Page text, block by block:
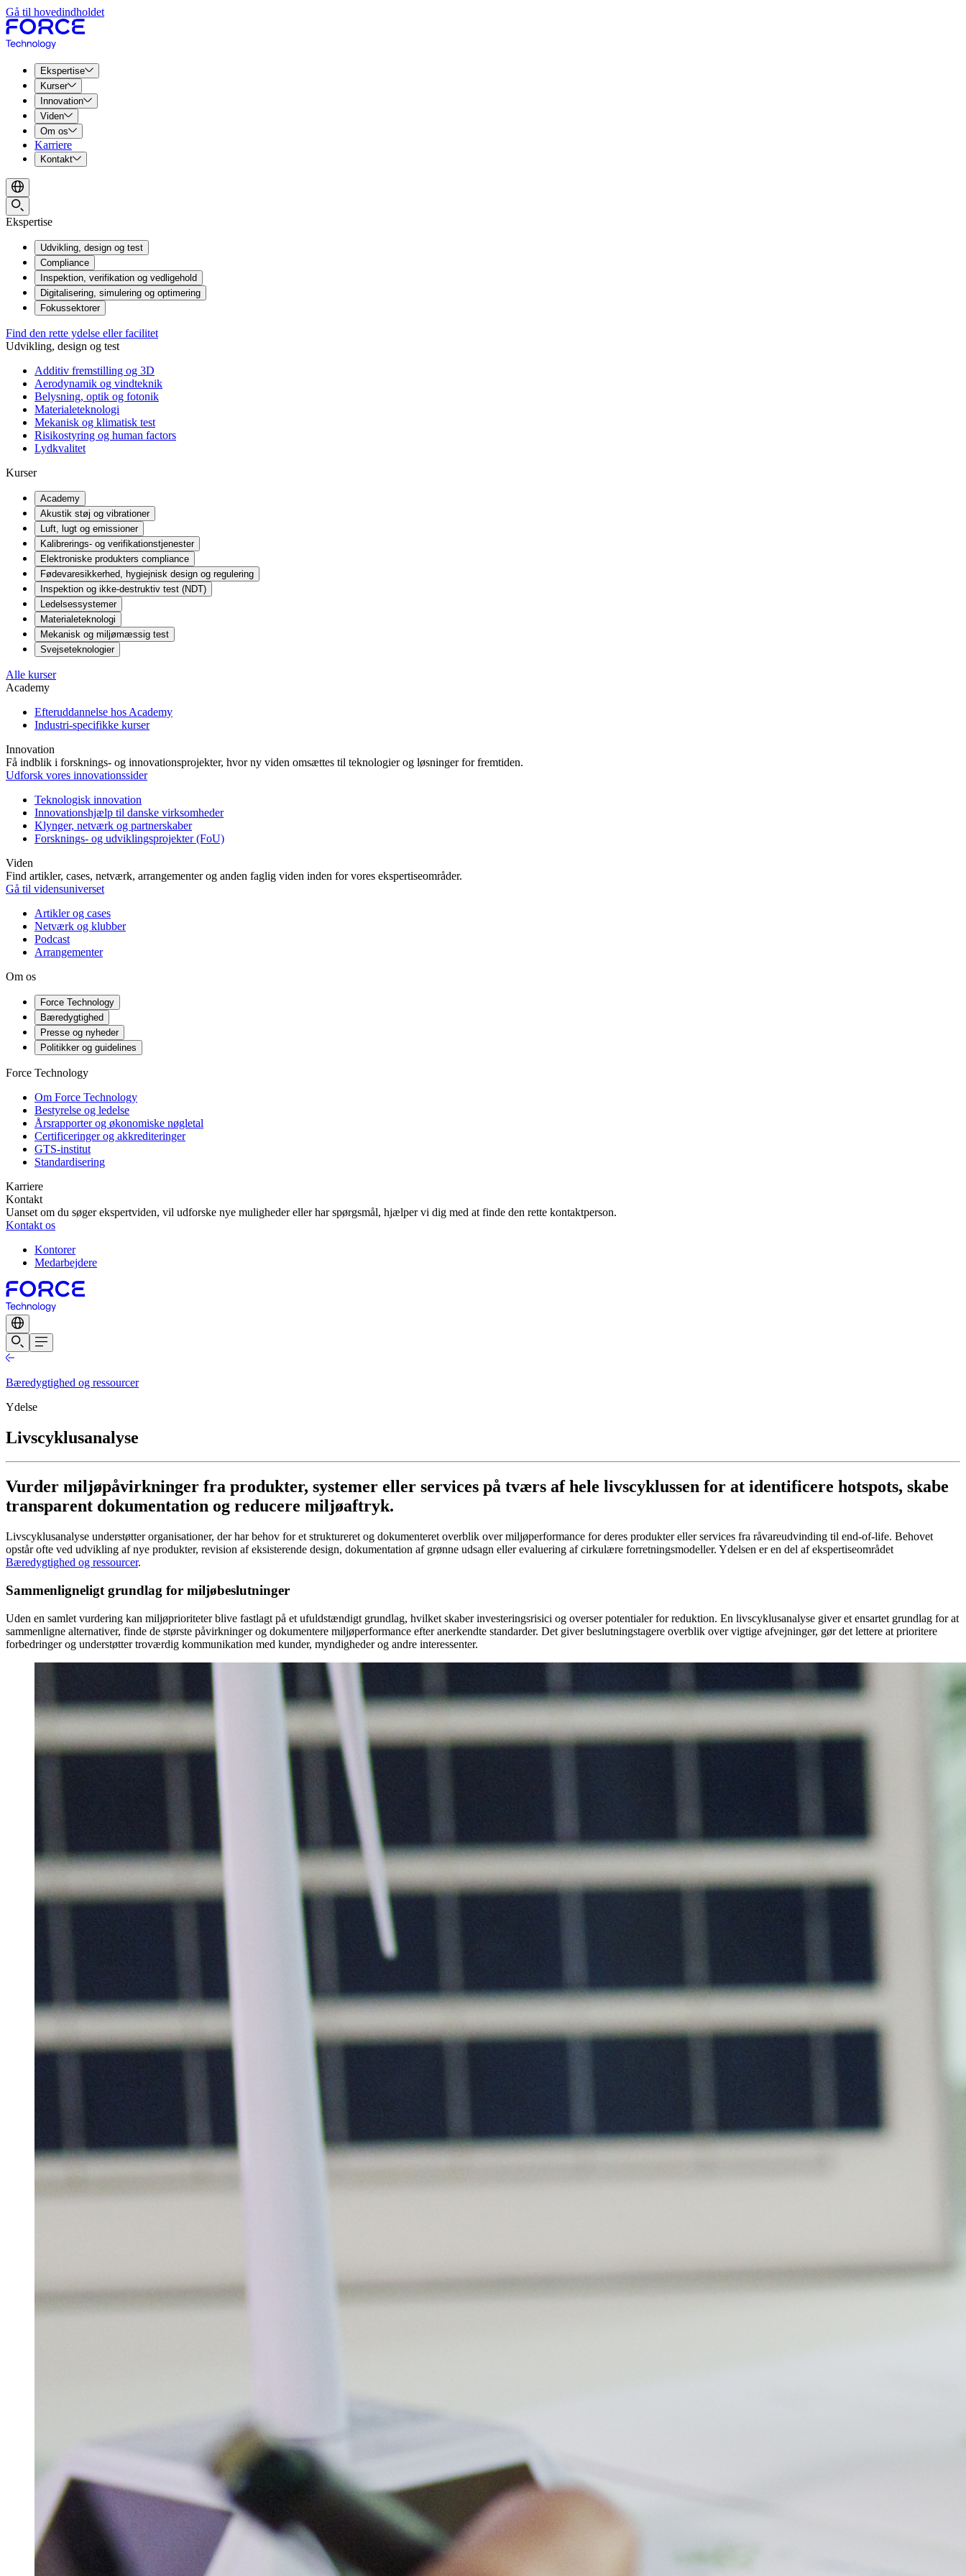
Gå til hovedindholdet
Ekspertise
Kurser
Innovation
Viden
Om os
Karriere
Kontakt
Ekspertise
Udvikling, design og test
Compliance
Inspektion, verifikation og vedligehold
Digitalisering, simulering og optimering
Fokussektorer
Find den rette ydelse eller facilitet
Udvikling, design og test
Additiv fremstilling og 3D
Aerodynamik og vindteknik
Belysning, optik og fotonik
Materialeteknologi
Mekanisk og klimatisk test
Risikostyring og human factors
Lydkvalitet
Kurser
Academy
Akustik støj og vibrationer
Luft, lugt og emissioner
Kalibrerings- og verifikationstjenester
Elektroniske produkters compliance
Fødevaresikkerhed, hygiejnisk design og regulering
Inspektion og ikke-destruktiv test (NDT)
Ledelsessystemer
Materialeteknologi
Mekanisk og miljømæssig test
Svejseteknologier
Alle kurser
Academy
Efteruddannelse hos Academy
Industri-specifikke kurser
Innovation
Få indblik i forsknings- og innovationsprojekter, hvor ny viden omsættes til teknologier og løsninger for fremtiden.
Udforsk vores innovationssider
Teknologisk innovation
Innovationshjælp til danske virksomheder
Klynger, netværk og partnerskaber
Forsknings- og udviklingsprojekter (FoU)
Viden
Find artikler, cases, netværk, arrangementer og anden faglig viden inden for vores ekspertiseområder.
Gå til vidensuniverset
Artikler og cases
Netværk og klubber
Podcast
Arrangementer
Om os
Force Technology
Bæredygtighed
Presse og nyheder
Politikker og guidelines
Force Technology
Om Force Technology
Bestyrelse og ledelse
Årsrapporter og økonomiske nøgletal
Certificeringer og akkrediteringer
GTS-institut
Standardisering
Karriere
Kontakt
Uanset om du søger ekspertviden, vil udforske nye muligheder eller har spørgsmål, hjælper vi dig med at finde den rette kontaktperson.
Kontakt os
Kontorer
Medarbejdere
Bæredygtighed og ressourcer
Ydelse
Livscyklusanalyse
Vurder miljøpåvirkninger fra produkter, systemer eller services på tværs af hele livscyklussen for at identificere hotspots, skabe
transparent dokumentation og reducere miljøaftryk.
Livscyklusanalyse understøtter organisationer, der har behov for et struktureret og dokumenteret overblik over miljøperformance for deres produkter eller services fra råvareudvinding til end-of-life. Behovet
opstår ofte ved udvikling af nye produkter, revision af eksisterende design, dokumentation af grønne udsagn eller evaluering af cirkulære forretningsmodeller. Ydelsen er en del af ekspertiseområdet
Bæredygtighed og ressourcer.
Sammenligneligt grundlag for miljøbeslutninger
Uden en samlet vurdering kan miljøprioriteter blive fastlagt på et ufuldstændigt grundlag, hvilket skaber investeringsrisici og overser potentialer for reduktion. En livscyklusanalyse giver et ensartet grundlag for at
sammenligne alternativer, finde de største påvirkninger og dokumentere miljøperformance efter anerkendte standarder. Det giver beslutningstagere overblik over vigtige afvejninger, gør det lettere at prioritere
forbedringer og understøtter troværdig kommunikation med kunder, myndigheder og andre interessenter.